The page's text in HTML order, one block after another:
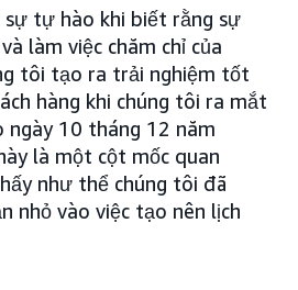
sự tự hào khi biết rằng sự
làm việc chăm chỉ của
tôi tạo ra trải nghiệm tốt
hàng khi chúng tôi ra mắt
ngày 10 tháng 12 năm
là một cột mốc quan
như thể chúng tôi đã
nhỏ vào việc tạo nên lịch